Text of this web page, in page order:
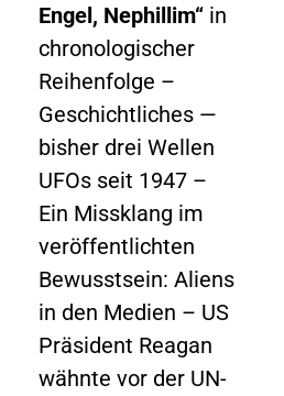
Engel, Nephillim“ in
chronologischer
Reihenfolge –
Geschichtliches —
bisher drei Wellen
UFOs seit 1947 –
Ein Missklang im
veröffentlichten
Bewusstsein: Aliens
in den Medien – US
Präsident Reagan
wähnte vor der UN-